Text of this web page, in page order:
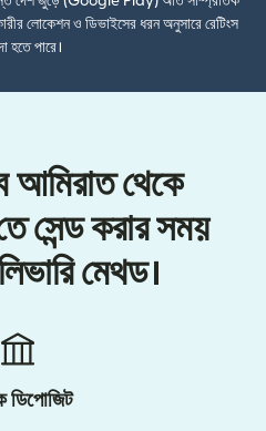
লোকেশন ও ডিভাইসের ধরন অনুসারে রেটিংস
হতে পারে।
থেকে
সেন্ড করার সময়
মেথড।
ডিপোজিট